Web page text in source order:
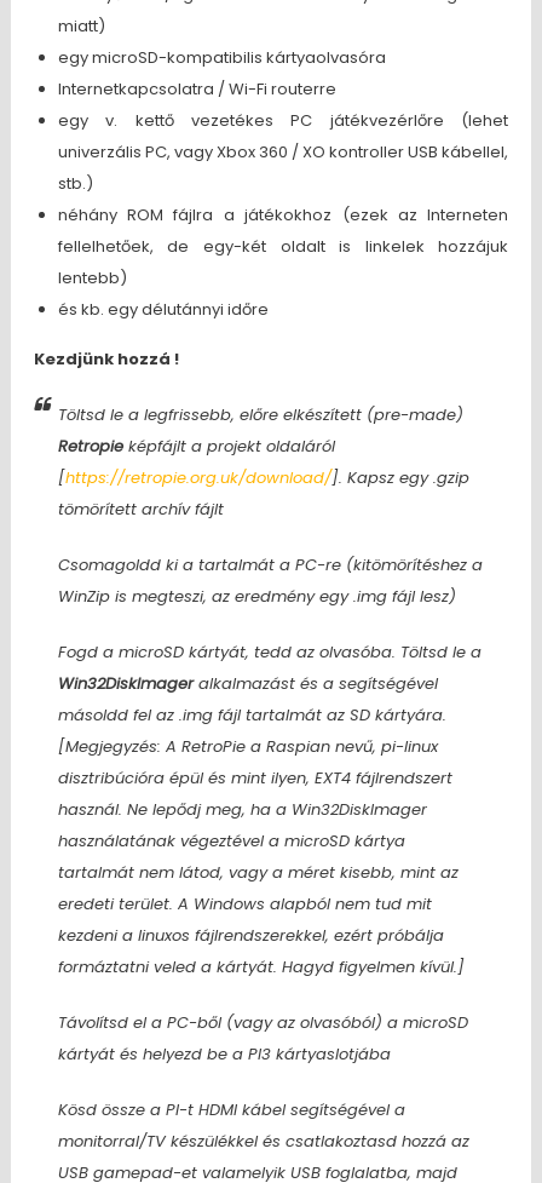
miatt)
egy microSD-kompatibilis kártyaolvasóra
Internetkapcsolatra / Wi-Fi routerre
egy v. kettő vezetékes PC játékvezérlőre (lehet
univerzális PC, vagy Xbox 360 / XO kontroller USB kábellel,
stb.)
néhány ROM fájlra a játékokhoz (ezek az Interneten
fellelhetőek, de egy-két oldalt is linkelek hozzájuk
lentebb)
és kb. egy délutánnyi időre
Kezdjünk hozzá !
Töltsd le a legfrissebb, előre elkészített (pre-made)
Retropieképfájlt a projekt oldaláról
[https://retropie.org.uk/download/]. Kapsz egy .gzip
tömörített archív fájlt
Csomagoldd ki a tartalmát a PC-re (kitömörítéshez a
WinZip is megteszi, az eredmény egy .img fájl lesz)
Fogd a microSD kártyát, tedd az olvasóba. Töltsd le a
Win32DiskImageralkalmazást és a segítségével
másoldd fel az .img fájl tartalmát az SD kártyára.
[Megjegyzés: A RetroPie a Raspian nevű, pi-linux
disztribúcióra épül és mint ilyen, EXT4 fájlrendszert
használ. Ne lepődj meg, ha a Win32DiskImager
használatának végeztével a microSD kártya
tartalmát nem látod, vagy a méret kisebb, mint az
eredeti terület. A Windows alapból nem tud mit
kezdeni a linuxos fájlrendszerekkel, ezért próbálja
formáztatni veled a kártyát. Hagyd figyelmen kívül.]
Távolítsd el a PC-ből (vagy az olvasóból) a microSD
kártyát és helyezd be a PI3 kártyaslotjába
Kösd össze a PI-t HDMI kábel segítségével a
monitorral/TV készülékkel és csatlakoztasd hozzá az
USB gamepad-et valamelyik USB foglalatba, majd